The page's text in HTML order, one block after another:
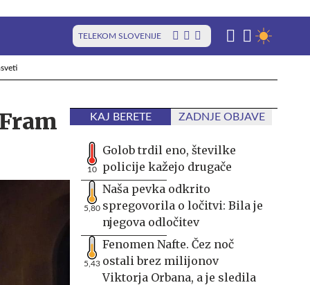
TELEKOM SLOVENIJE
KAJ BERETE ZADNJE OBJAVE
10
Golob trdil eno, številke
policije kažejo drugače
5,80
Naša pevka odkrito
spregovorila o ločitvi: Bila je
njegova odločitev
5,43
Fenomen Nafte. Čez noč
ostali brez milijonov
Viktorja Orbana, a je sledila